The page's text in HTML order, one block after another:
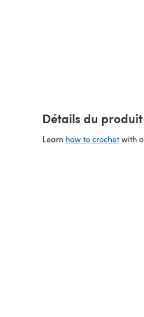
Détails du produit
Learn how to crochetwith